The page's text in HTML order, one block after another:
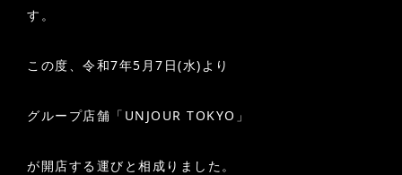
す。
この度、令和7年5月7日(水)より
グループ店舗「UNJOUR TOKYO」
が開店する運びと相成りました。